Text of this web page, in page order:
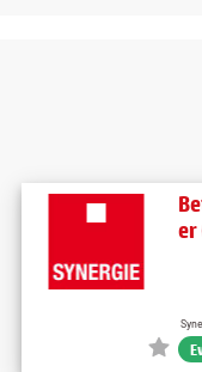
er